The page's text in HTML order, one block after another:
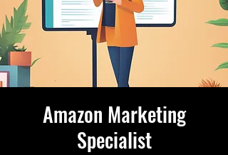
Amazon Marketing
Specialist